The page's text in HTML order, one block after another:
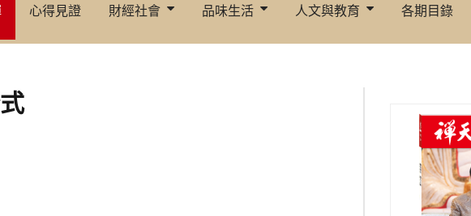
心得見證 財經社會 品味生活 人文與教育 各期目錄